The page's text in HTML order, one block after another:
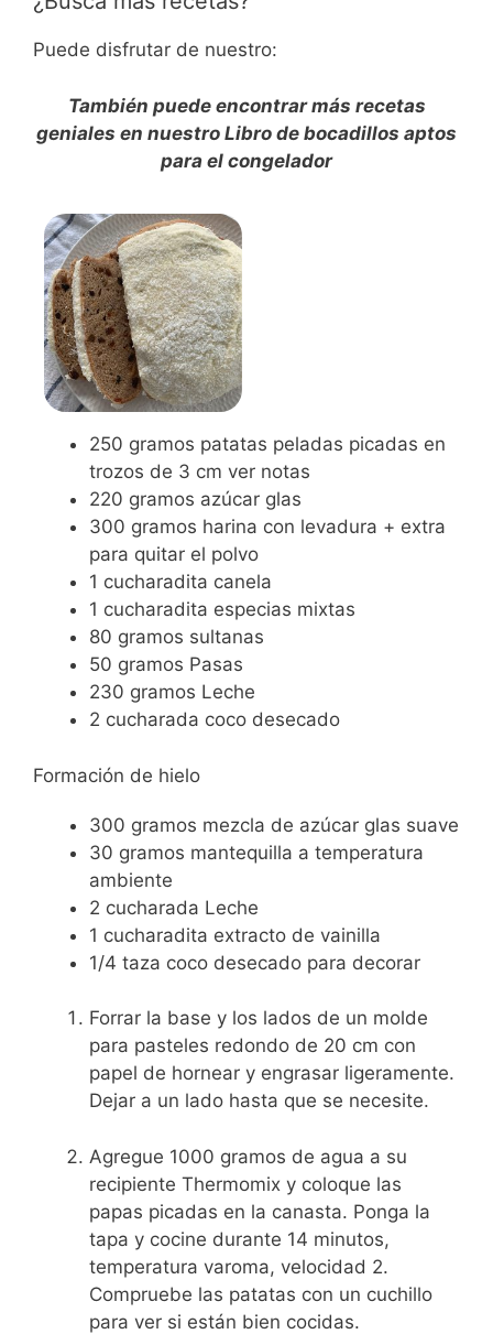
Puede disfrutar de nuestro:
También puede encontrar más recetas
geniales en nuestro Libro de bocadillos aptos
para el congelador
250 gramos patatas peladas picadas en
trozos de 3 cm ver notas
220 gramos azúcar glas
300 gramos harina con levadura + extra
para quitar el polvo
1 cucharadita canela
1 cucharadita especias mixtas
80 gramos sultanas
50 gramos Pasas
230 gramos Leche
2 cucharada coco desecado
Formación de hielo
300 gramos mezcla de azúcar glas suave
30 gramos mantequilla a temperatura
ambiente
2 cucharada Leche
1 cucharadita extracto de vainilla
1/4 taza coco desecado para decorar
Forrar la base y los lados de un molde
para pasteles redondo de 20 cm con
papel de hornear y engrasar ligeramente.
Dejar a un lado hasta que se necesite.
Agregue 1000 gramos de agua a su
recipiente Thermomix y coloque las
papas picadas en la canasta. Ponga la
tapa y cocine durante 14 minutos,
temperatura varoma, velocidad 2.
Compruebe las patatas con un cuchillo
para ver si están bien cocidas.